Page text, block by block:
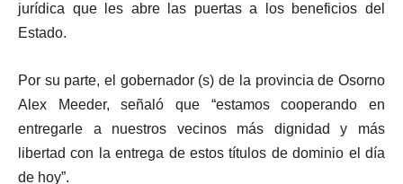
jurídica que les abre las puertas a los beneficios del
Estado.
Por su parte, el gobernador (s) de la provincia de Osorno
Alex Meeder, señaló que “estamos cooperando en
entregarle a nuestros vecinos más dignidad y más
libertad con la entrega de estos títulos de dominio el día
de hoy”.